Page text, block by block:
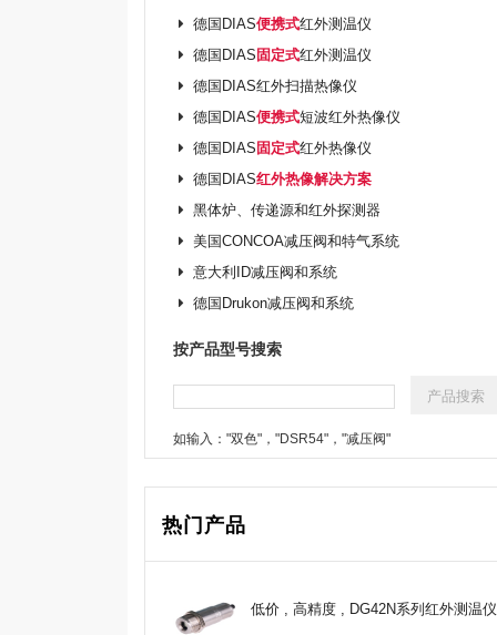
德国DIAS便携式红外测温仪
德国DIAS 固定式红外测温仪
德国DIAS红外扫描热像仪
德国DIAS便携式短波红外热像仪
德国DIAS 固定式红外热像仪
德国DIAS红外热像解决方案
黑体炉、传递源和红外探测器
美国CONCOA减压阀和特气系统
意大利ID减压阀和系统
德国Drukon减压阀和系统
按产品型号搜索
如输入："双色"，"DSR54"，"减压阀"
热门产品
低价 , 高精度 , DG42N系列红外测温